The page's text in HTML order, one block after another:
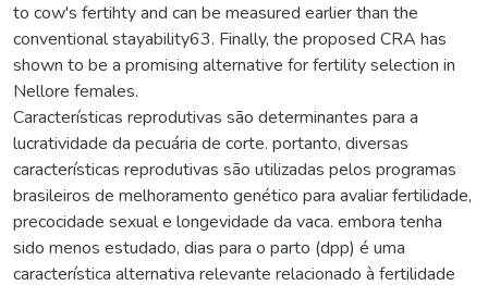
to cow's fertihty and can be measured earlier than the
conventional stayability63. Finally, the proposed CRA has
shown to be a promising alternative for fertility selection in
Nellore females.
Características reprodutivas são determinantes para a
lucratividade da pecuária de corte. portanto, diversas
características reprodutivas são utilizadas pelos programas
brasileiros de melhoramento genético para avaliar fertilidade,
precocidade sexual e longevidade da vaca. embora tenha
sido menos estudado, dias para o parto (dpp) é uma
característica alternativa relevante relacionado à fertilidade